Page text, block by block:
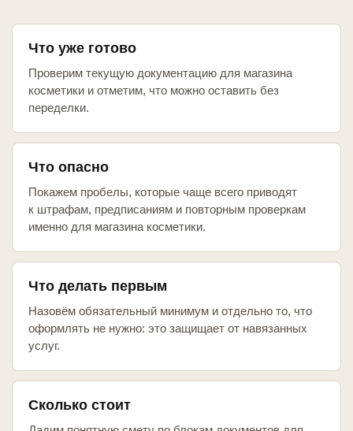
Что уже готово
Проверим текущую документацию для магазина
косметики и отметим, что можно оставить без
переделки.
Что опасно
Покажем пробелы, которые чаще всего приводят
к штрафам, предписаниям и повторным проверкам
именно для магазина косметики.
Что делать первым
Назовём обязательный минимум и отдельно то, что
оформлять не нужно: это защищает от навязанных
услуг.
Сколько стоит